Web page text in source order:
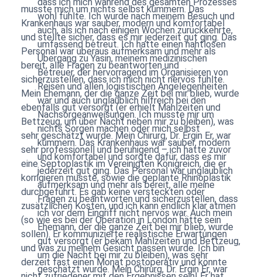
musste mich um nichts selbst kümmern. Das
Krankenhaus war sauber, modern und komfortabel
und stellte sicher, dass es mir jederzeit gut ging. Das
Personal war überaus aufmerksam und mehr als
bereit, alle Fragen zu beantworten und
sicherzustellen, dass ich mich nicht nervös fühlte.
Mein Ehemann, der die ganze Zeit bei mir blieb, wurde
ebenfalls gut versorgt (er erhielt Mahlzeiten und
Bettzeug, um über Nacht neben mir zu bleiben), was
sehr geschätzt wurde. Mein Chirurg, Dr. Ergin Er, war
sehr professionell und beruhigend – ich hatte zuvor
eine Septoplastik im Vereinigten Königreich, die er
korrigieren musste, sowie die geplante Rhinoplastik
durchgeführt. Es gab keine versteckten oder
zusätzlichen Kosten, und ich kann endlich klar atmen
(so wie es bei der Operation in London hätte sein
sollen). Er kommunizierte realistische Erwartungen
und was zu meinem Gesicht passen würde. Ich bin
derzeit fast einen Monat postoperativ und könnte
wohl fühlte. Ich wurde nach meinem Besuch und
auch, als ich nach einigen Wochen zurückkehrte,
umfassend betreut. Ich hatte einen nahtlosen
Übergang zu Yasin, meinem medizinischen
Betreuer, der hervorragend im Organisieren von
Reisen und allen logistischen Angelegenheiten
war und auch unglaublich hilfreich bei den
Nachsorgeanweisungen. Ich musste mir um
nichts Sorgen machen oder mich selbst
kümmern. Das Krankenhaus war sauber, modern
und komfortabel und sorgte dafür, dass es mir
jederzeit gut ging. Das Personal war unglaublich
aufmerksam und mehr als bereit, alle meine
Fragen zu beantworten und sicherzustellen, dass
ich vor dem Eingriff nicht nervös war. Auch mein
Ehemann, der die ganze Zeit bei mir blieb, wurde
gut versorgt (er bekam Mahlzeiten und Bettzeug,
um die Nacht bei mir zu bleiben), was sehr
geschätzt wurde. Mein Chirurg, Dr. Ergin Er, war